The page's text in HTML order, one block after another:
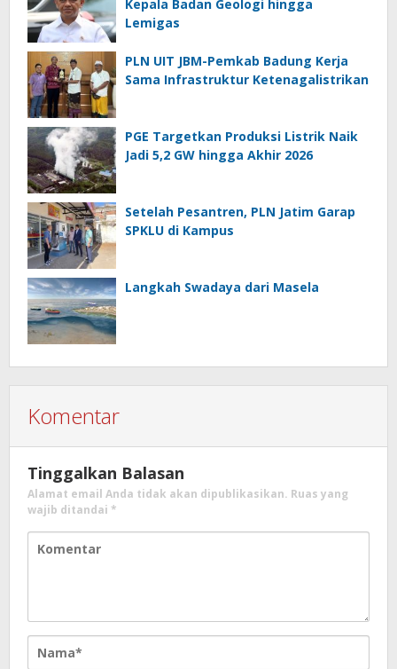
Kepala Badan Geologi hingga
Lemigas
PLN UIT JBM-Pemkab Badung Kerja
Sama Infrastruktur Ketenagalistrikan
PGE Targetkan Produksi Listrik Naik
Jadi 5,2 GW hingga Akhir 2026
Setelah Pesantren, PLN Jatim Garap
SPKLU di Kampus
Langkah Swadaya dari Masela
Komentar
Tinggalkan Balasan
Alamat email Anda tidak akan dipublikasikan. Ruas yang
wajib ditandai *